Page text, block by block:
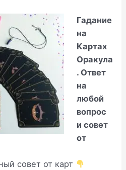
Гадание
на
Картах
Оракула
. Ответ
на
любой
вопрос
и совет
от
совет от карт